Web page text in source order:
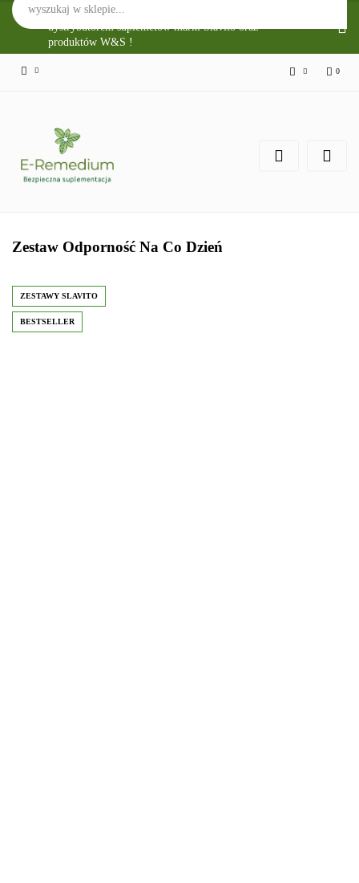
Sklep Internetowy E-Remedium jest głównym
dystrybutorem suplemetów marki Slavito oraz
produktów W&S !
0
Zestaw Odporność Na Co Dzień
ZESTAWY SLAVITO
BESTSELLER